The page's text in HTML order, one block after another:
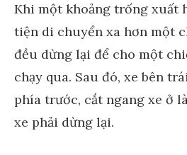
Khi một khoảng trống xuất
tiện di chuyển xa hơn một
đều dừng lại để cho một
chạy qua. Sau đó, xe bên
phía trước, cắt ngang xe ở
xe phải dừng lại.